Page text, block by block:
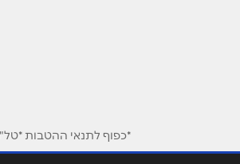
*כפוף לתנאי ההטבות